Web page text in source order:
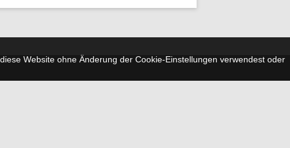
Website ohne Änderung der Cookie-Einstellungen verwendest oder